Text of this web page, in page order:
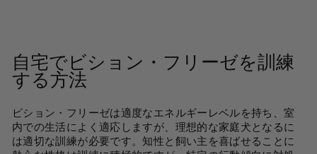
自宅でビション・フリーゼを訓練
する方法
ビション・フリーゼは適度なエネルギーレベルを持ち、室
内での生活によく適応しますが、理想的な家庭犬となるに
は適切な訓練が必要です。知性と飼い主を喜ばせることに